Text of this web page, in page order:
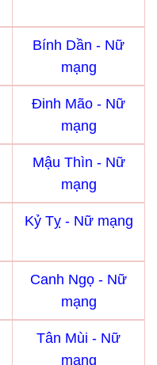
Bính Dần - Nữ
mạng
Đinh Mão - Nữ
mạng
Mậu Thìn - Nữ
mạng
Kỷ Tỵ - Nữ mạng
Canh Ngọ - Nữ
mạng
Tân Mùi - Nữ
mạng